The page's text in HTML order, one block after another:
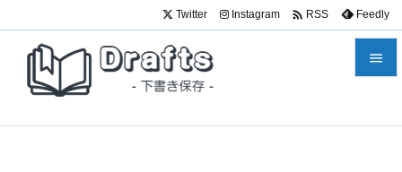

Twitter Instagram  RSS Feedly